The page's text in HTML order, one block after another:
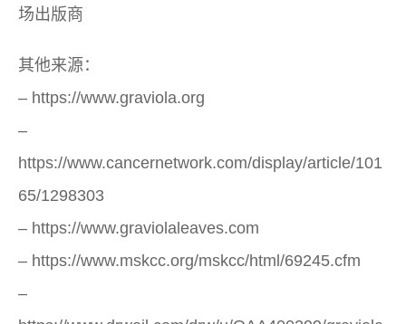
场出版商
其他来源：
– https://www.graviola.org
–
https://www.cancernetwork.com/display/article/101
65/1298303
– https://www.graviolaleaves.com
– https://www.mskcc.org/mskcc/html/69245.cfm
–